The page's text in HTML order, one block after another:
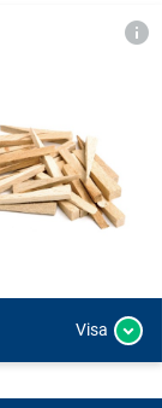
Visa